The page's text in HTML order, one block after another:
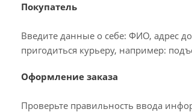
Покупатель
Введите данные о себе: ФИО, адрес
пригодиться курьеру, например:
Оформление заказа
Проверьте правильность ввода